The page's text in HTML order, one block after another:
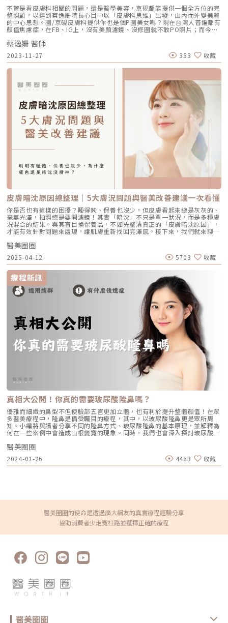
3萬 需要動刀的縮鼻翼手術方式有哪些？價格又是多少？•內開手術：手術
切口位於鼻孔內側進行，再運用縫合來縮短鼻翼兩側之間的位置，以達到縮
小鼻翼的效果。此方法適用族群僅單純鼻翼太寬、鼻孔過大的情況，而傷口
疤痕會位於鼻孔內，因此看不出傷痕。但此方式較受限鼻翼縮小程度，且在
手術後恢復初期較不適合做出大幅度的臉部表情。•外開手術：手術切口及
縫合在鼻翼和臉頰的交會部位，能改善鼻翼的面積，有效調整鼻翼外擴的弧
度，使整體鼻型呈現較小的樣貌。主要適用於鼻翼太厚、鼻邊緣太寬、以及
欲調整鼻孔形狀的族群。需要注意的是，手術的復原期長，要多留意傷口護
理。 手術名稱 內開手術 外開手術 手術位置 鼻孔內側 鼻翼外側 適用族群
鼻孔太大 鼻翼太厚 鼻翼太寬 調整鼻孔型狀 優勢 傷痕隱匿 有效調整鼻型 劣
萬至4萬 醫師在評估每個人的鼻型比例時，通常會考慮整合隆鼻手術和縮鼻
翼手術進行雕塑。根據每個人的氣質和臉型進行調整，建議在手術前與醫師
詳細討論，以確保達到理想的目標。★溫馨提醒★小編要提醒大家，醫療並
非單純的商業交易，所有的療程都伴隨著風險。因此，作為消費者應該謹慎
選擇合適的醫療方案，以確保安全與健康。
不管是看皮膚科相關的問題，還是醫學美容，京硯都能提供一個全方位的完
整照顧，以達到蔡逸姍院長心目中以「皮膚科思維」出發，由內而外變美麗
的中心思想。圖/京硯皮膚科提供你也是個P圖美女嗎？現在台灣人普遍都有
顏值焦慮症，在FB、IG上，沒有美顏濾鏡、沒修圖就不敢PO照片；而今年
口罩一解封，湧向皮膚科、醫美診所的病人，數量暴增5倍！京硯皮膚科院
長蔡逸姍表示直到現在，還有不少人因為口罩後遺症，如皮膚發炎狂冒痘、
臉部鬆垮等問題來找她…從專科醫師跨域醫美，提供全方位照顧說起京硯皮
膚科的院長蔡逸姍醫師，很多人就會聯想起「醫師好辣」節目中那個娃娃臉
的蔡醫師。每次有人好奇她開業多少年了，她都會說：「我的小孩幾歲，這
個診所就開幾年」，因為診所剛開業時，她正懷著雙胞胎，每天挺著大肚子
看診，現在孩子都十一、二歲了，診所也成為南京松江商圈許多上班族、小
資女，附近豪宅的中青世代、熟齡族群和不少藝人解決皮膚問題和醫美保養
的首選。她分析自己的優勢，不管是看皮膚科相關的問題，還是醫學美容，
京硯都能提供一個全方位的完整照顧，以達到她心目中「由內而外美麗」的
目標。這也是她能贏得病人和客戶信賴的關鍵之一。蔡醫師分享到之前有位
媽媽帶著滿臉「痘」花的女兒來問診，因為擔心吃藥、擦藥傷身，只想透過
醫美儀器的方式來解決問題，她費了九牛二虎之力才扭轉媽媽的錯誤觀念。
以皮膚科思維出發，打造從內而外的健康美「因為我們是皮膚科，在做治療
或規劃時，一定是以讓皮膚在最健康的狀態下、呈現出最棒、最美的狀態為
優先」，所以京硯在為病人做治療或規劃時，很注重皮膚生理學，守護皮膚
的健康，而非過度治療造成對皮膚的破壞，「我寧可一步一步來慢慢的進
步，也不要做過頭了，導致皮膚受傷受損，再來修復。」她強調穩紮穩打很
重要。在名人的加持和消費者的口碑下，各種標榜安全、非侵入式的電波拉
皮療程非常受歡迎。「很多民眾都會誤解說，機器一樣，施打出來效果都一
樣，錯！」十個醫生打電波，從病患評估、規劃打法、技巧一直到儀器參數
調整…等不同，施打出來的效果完全不一樣。包括臉部的線條怎麼拉，哪個
地方要加強，能量怎麼去累積；既不能打到皮膚燙傷，但又要打到效果出
來，「這就是皮膚科思維，它一定有一個最佳的點」，醫師絕對不能用「菜
單式」的打法，而要根據自己的臨床經驗去設定每一個病人的使用參數跟能
量，「不然乾脆叫AI機器人來打就好了！」她開玩笑說。很多民眾誤以為機
器相同，施打出來效果都一樣，蔡逸姍院長提醒醫療設備再好，但醫師的專
業、經驗和技術很重要，絕不能「菜單式」的施打。圖/京硯皮膚科提供上
班族新寵！從韓國火紅到台灣的Oligio俗稱「玩美電波」她以來自韓國的
「玩美電波」為例，它是透過單極電波的科技，以立體加熱原理，達到真皮
層進行熱能累積，讓皮膚回復彈性，減少皺紋更緊緻。站在皮膚科醫師的角
度，Oligio玩美電波很符合她的皮膚科思維，因為它具備幾個特點，首先，
它是針對亞洲人種來設計的；而且對一些敏感肌或是酒糟肌等，更需要對表
皮的保護，Oligio玩美電波的表皮冷卻系統很完善，當偵測到皮膚溫度太高
時，就會自動停止，還有可調式冷卻系統，避免燙傷；其次，它可以客制化
發數，從300發到900發，分段施打，依照想要改善的部位需求來調整剛好
的發數，不需要一次將發數打完，對小資族來說CP值更高，也不需要為了
療程超打發數。更重要的是，打後不會瘀青腫痛，施打過程中不必舒眠，還
可以跟醫師聊天，即時回饋感受給醫師並調整出最適合的能量，心情上不但
不會有負擔，結束後還可以直接上妝，京硯附近商圈的上班族，有不少都會
趁中午過來打Oligio玩美電波，輕鬆享受變美的過程。還有病人打完直接在
診所門口自拍，因為當下就覺得臉變緊緻了，想記錄自己變美的過程。她也
提醒有戴金屬牙套、臉部有裝金屬板、心臟節律器、或是吃凝血藥、蟹足腫
的病人，比較不適合施打，或是要請醫師評估。蔡逸姍院長受邀擔任Oligio
玩美電波台灣上市發表會的講師，也曾到馬來西亞分享亞洲膚色及膚質的治
療經驗。圖/京硯皮膚科提供堅持漸加哲學，提供更多新的玩美體驗京硯10
幾年來，一直謹守著專業醫師的立場，引導客戶正確的觀念，就像蔡逸姍院
長強調的不管做什麼，都要秉持自己的初衷「吃得下、睡得著」，很多客戶
到診所，即便事前做過功課，但其實並不知道自己真正的需求是什麼，所以
醫師初次的諮詢非常重要。先了解客戶在意的點是甚麼，例如鬆垮垂，再針
對需求來規劃電波的發數、有沒有需要合併治療，「靈活的運用手邊各種武
器，像加法一樣，根據病人的狀況漸進式的給予療程建議，讓他得到最滿意
的結果。」台灣的醫美市場腳步很快，蔡逸姍院長除了積極跟上腳步外，也
會根據客戶的需求更新醫療設備提供更新、更好的體驗。她也提醒消費者，
現在網路資訊雖然相當龐大，但很多內容並不一定完全正確，除了上網搜
尋，更要諮詢專業的醫師建議，蔡逸姍院長也推薦大家收聽由她和京硯診所
的另一位皮膚專科醫師胡怡萱主持的「醫直美麗 Podcast」，聽他們一起
分享關於皮膚的大小事。兩位醫師也在YouTube上開設了「京硯皮膚科診
所」頻道，除了科普皮膚和醫美知識外，還能看到兩位醫師不藏私地分享下
班後如何聰明消費和生活妙招，影片內容相當豐富多元。如果想更深入探索
更多精彩內容，歡迎大家踴躍訂閱、按讚和分享。❤️ 想了解更多關於京硯
蔡逸姍 醫師
2023-11-27 353 收藏
皮膚暗沈原因總整理｜5大膚況問題與醫美改善建議一次看懂
你是否也有這樣的困擾？睡得夠、保養也沒少，但皮膚看起來總是灰灰的、
毫無光澤，拍照總是要開濾鏡！其實「暗沈」不只是單一狀況，而是多種膚
況混合的結果。與其盲目換保養品，不如先釐清真正的「皮膚暗沈原因」，
才能有效針對問題來處理，讓肌膚重新找回亮澤感。接下來，我們就來聊聊
5大常見的暗沈原因，帶你一探究竟，了解背後的成因，還有怎麼用日常保
養和醫美來對症下藥。皮膚暗沈原因一：日曬累積，黑色素悄悄沉澱陽光是
肌膚的天敵，紫外線不僅會讓皮膚曬黑，長期下來更會讓黑色素慢慢沉澱在
肌底。尤其防曬沒做好、外出時間長，容易導致膚色不均、偏黃，甚至顯得
黯淡無光。此外，紫外線的傷害還會刺激黑色素生成，長期下來會導致色斑
或曬斑的形成，甚至粉刺和痘痘也因此而產生。你可能每天早上都有擦防
曬，但若沒有補擦，或忽略脖子、耳朵等部位，仍可能造成區域性色素沉
澱。日常提醒： 防曬不僅是夏天的事，一年四季都要落實，並記得補擦，
才能真正避免黑色素堆積。皮膚暗沈原因二：角質堆積，膚色黯淡沒光澤角
質層過厚會讓皮膚失去光澤，看起來灰濛濛的。通常發生在清潔不確實、作
息不穩或長期忽略去角質的情況下。堆積的老廢角質不只阻礙保養品吸收，
也會讓粉底卡卡、不服貼。日常提醒：建議每週使用1～2次溫和去角質產
品，搭配保濕型化妝水或精華，維持肌膚代謝循環，避免乾燥脫皮或敏感問
題。皮膚暗沈原因三：血液循環差，氣色怎麼都提不起來壓力大、久坐久
站、睡眠品質差，都會影響血液循環。當血液不順暢，皮膚容易出現蠟黃、
黯淡無光，即使膚質不差，看起來還是沒精神。尤其現代人長時間使用3C
產品，久坐不動又愛熬夜，更容易讓膚色看起來暗沉。日常建議：作息正
常、飲食均衡、適度運動都有助於改善氣色。也可以搭配臉部按摩、熱敷眼
周。皮膚暗沈原因四：膚況不穩定，發炎與色素沉澱連鎖反應肌膚長期處在
敏感、發炎、痘痘等狀態下，容易誘發色素沉澱或皮膚保護機制過度反應。
這類暗沈常伴隨痘疤、泛紅或是色素沉澱，會讓膚色呈現局部暗沉的狀況。
日常建議：選擇成分單純、舒緩型的保養品，避免酒精、香精類刺激，並注
意卸妝與清潔溫和確實，減少肌膚受傷的機率。皮膚暗沈原因五：老化＋膠
原流失，讓肌膚變得黯淡無光年齡增長導致膠原蛋白流失，肌膚彈性下降、
毛孔變得鬆垮，會讓光線反射變差，看起來膚色就會黯淡無光。這類型的暗
沈屬於「結構型」問題，不是擦亮白精華就能解決的。尤其在燈光下或照鏡
子時，會覺得膚色不均或有點「凹陷灰影」。膚色黯沉怎麼辦？醫美療程幫
你亮起來針對不同的暗沈類型，醫美提供多元的對策，從根本改善肌膚亮度
與質感： 黑色素與色斑類暗沈：可考慮皮秒雷射、淨膚雷射，幫助擊碎黑
色素，搭配導入或修復療程加強效果。 角質代謝不良：果酸換膚、杏仁酸
煥膚能改善粗糙與黯沉，促進細胞更新。 循環不佳導致氣色差：建議可以
選擇海菲秀療程，尤其適合毛孔粗大、粉刺痘痘、膚色暗沉、蠟黃、細紋、
皺紋、膚質乾燥、缺水等族群。能促進循環，讓肌膚透亮水嫩。 膚況不
明亮、自然、健康的肌膚效果。延伸閱讀：膚色不均讓你苦惱？常見原因及
改善方法一定要掌握！高效肌膚管理模式，將成為你我日常保養的新習慣從
皮秒雷射、電音波到微針電波，韓美設備競爭成焦點 找出真正暗沈來源，
才能有效改善膚況暗沈不只是「黑」或「黃」，背後可能藏著紫外線、老
品，不如從自身膚況出發，找出真正的暗沈原因，才有機會從根本改善。若
為你的肌膚量身打造一套亮白攻略，讓好氣色不只是修圖效果，而是真實展
現在臉上的自信。每一種膚色都有獨特的美，但如果你希望從內而外散發健
康亮澤，不妨用更科學、更專業的方式，重新認識肌膚與自己。★溫馨提醒
因此，作為消費者應該謹慎選擇合適的醫療方案，以確保安全與健康。
醫美圈圈
2025-04-12 5703 收藏
療程新訊
真相大公開！你真的需要玻尿酸隆鼻嗎？
優雅而細緻的鼻型不但使臉部五官更加立體，也有利於提升整體顏值！在眾
多醫美療程中，隆鼻是備受矚目的療程，其中，以玻尿酸隆鼻更是眾所周
知。小編將與讀者分享不同的隆鼻方式、玻尿酸隆鼻的基本原理，並解釋為
何在一些案例中會造成山根變寬的現象。同時，我們也會深入探討玻尿酸隆
鼻適合族群、會帶來哪些後遺症和缺點，讓讀者更全面地了解。玻尿酸如何
隆鼻？能達到哪些預期效果？透過注射經過人工合成的透明質酸原料，無色
無味的膠狀物注入至人體，有效填補凹陷部位，增添飽滿豐盈的效果。主要
是透過在鼻部的骨膜層和筋膜層注射玻尿酸，以調整鼻部的扁平、鼻樑，並
重新塑造鼻部線條，實現理想中鼻型外觀。注射鼻部，調整鼻背的輪廓，提
分的人對手術抱有排斥心理或無法接受手術，就非常適合考慮注射玻尿酸來
調整鼻型： 想快速復原、能夠迅速回歸正常工作生活的人 想局部精細雕
塑、進行微調 考慮隆鼻手術前希望能預先了解效果的人玻尿酸能夠被人體
變塌變寬的狀況。這種情況是如何發生的呢？以下我們將解釋在注射玻尿酸
後可能導致鼻型改變的3種原因。 玻尿酸材質如果使用的玻尿酸材質過於柔
擴散，打完山根玻尿酸後引起鼻型變寬。 劑量多寡在進行療程時，需考慮
個人狀態並謹慎控制適當的劑量。如果在肌膚張力較低的情況下過度注射，
將導致鼻部腫脹，使玻尿酸向外推擠。因此，為避免逆效應，切記千萬不要
議在玻尿酸隆鼻前，花時間進行比較與諮詢，尋找具有信賴度的醫師，並與
醫美圈圈
2024-01-26 4463 收藏
醫美圈圈的使命是透過廣大網友的真實療程經驗分享
協助消費者少走冤枉路並選擇正確的療程
醫美圈圈